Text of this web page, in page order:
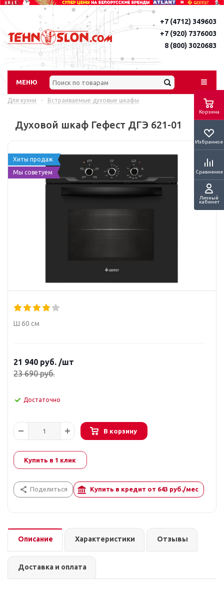
Корзина
Избранное
Сравнение
Личный
кабинет
+7 (4712) 349603
+7 (920) 7376003
8 (800) 3020683
МЕНЮ
Для кухни - Встраиваемые духовые шкафы
Духовой шкаф Гефест ДГЭ 621-01
Хиты продаж
Мы советуем
Ш 60 см
21 940 руб. /шт
23 690руб.
Достаточно
В корзину
Купить в 1 клик
Поделиться Купить в кредит от 643 руб./мес
Описание Характеристики Отзывы
Доставка и оплата